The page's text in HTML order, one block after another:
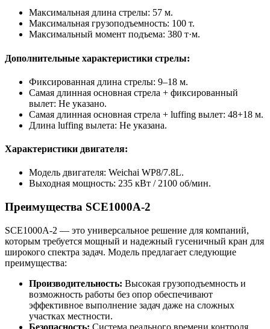
Максимальная длина стрелы: 57 м.
Максимальная грузоподъемность: 100 т.
Максимальный момент подъема: 380 т·м.
Дополнительные характеристики стрелы:
Фиксированная длина стрелы: 9–18 м.
Самая длинная основная стрела + фиксированный
вылет: Не указано.
Самая длинная основная стрела + luffing вылет: 48+18 м.
Длина luffing вылета: Не указана.
Характеристики двигателя:
Модель двигателя: Weichai WP8/7.8L.
Выходная мощность: 235 кВт / 2100 об/мин.
Преимущества SCE1000A-2
SCE1000A-2 — это универсальное решение для компаний,
которым требуется мощный и надежный гусеничный кран для
широкого спектра задач. Модель предлагает следующие
преимущества:
Производительность: Высокая грузоподъемность и
возможность работы без опор обеспечивают
эффективное выполнение задач даже на сложных
участках местности.
Безопасность: Система реального времени контроля